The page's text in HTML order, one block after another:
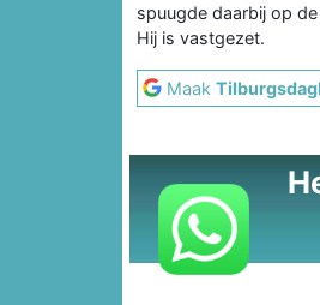
spuugde daarbij op
Hij is vastgezet.
Maak